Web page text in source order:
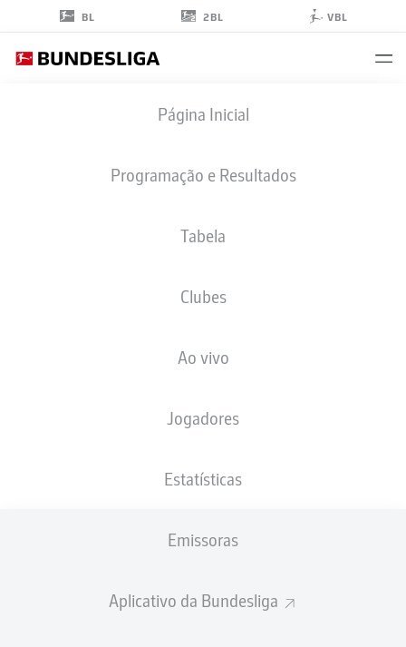
BL 2BL VBL
Página Inicial
Programação e Resultados
Tabela
Clubes
Ao vivo
Jogadores
Estatísticas
Emissoras
Aplicativo da Bundesliga